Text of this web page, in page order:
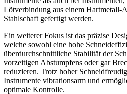
Lötverbindung aus einem Hartmetall-
Stahlschaft gefertigt werden.
Ein weiterer Fokus ist das präzise
welche sowohl eine hohe
überdurchschnittliche Stabilität der
vorzeitigen Abstumpfens oder gar
reduzieren. Trotz hoher
Instrumente vibrationsarm und
optimale Kontrolle.